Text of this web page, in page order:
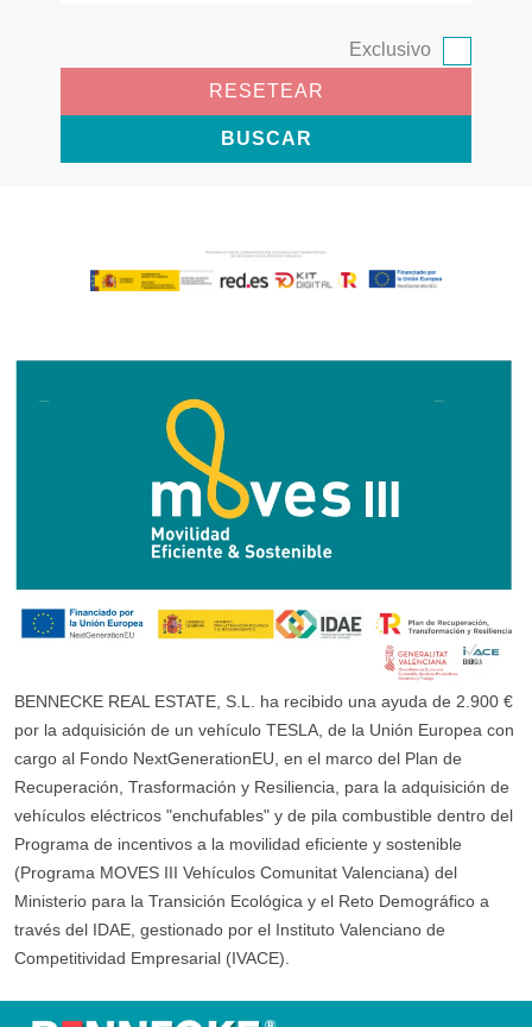
Exclusivo
RESETEAR
BUSCAR
BENNECKE REAL ESTATE, S.L. ha recibido una ayuda de 2.900 €
por la adquisición de un vehículo TESLA, de la Unión Europea con
cargo al Fondo NextGenerationEU, en el marco del Plan de
Recuperación, Trasformación y Resiliencia, para la adquisición de
vehículos eléctricos "enchufables" y de pila combustible dentro del
Programa de incentivos a la movilidad eficiente y sostenible
(Programa MOVES III Vehículos Comunitat Valenciana) del
Ministerio para la Transición Ecológica y el Reto Demográfico a
través del IDAE, gestionado por el Instituto Valenciano de
Competitividad Empresarial (IVACE).